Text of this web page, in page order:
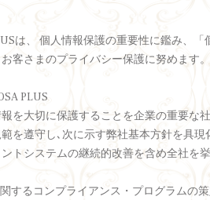
は、 個人情報保護の重要性に鑑み、
客さまのプライバシー保護に努めます。
PLUS
を大切に保護することを企業の重要な
を遵守し､次に示す弊社基本方針を具
トシステムの継続的改善を含め全社を
するコンプライアンス・プログラムの